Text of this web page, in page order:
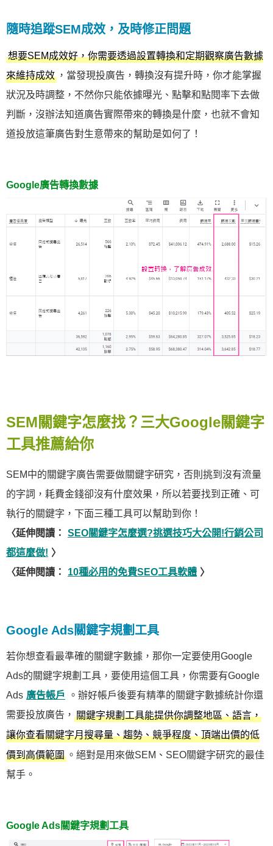
隨時追蹤SEM成效，及時修正問題
想要SEM成效好，你需要透過設置轉換和定期觀察廣告數據
來維持成效 ，當發現投廣告，轉換沒有提升時，你才能掌握
狀況及時調整，不然你只能依據曝光、點擊和點閱率下去做
判斷，沒辦法知道廣告實際帶來的轉換是什麼，也就不會知
道投放這筆廣告對生意帶來的幫助是如何了！
Google廣告轉換數據
SEM關鍵字怎麼找？三大Google關鍵字
工具推薦給你
SEM中的關鍵字廣告需要做關鍵字研究，否則挑到沒有流量
的字詞，耗費金錢卻沒有什麼效果，所以若要找到正確、可
執行的關鍵字，下面三種工具可以幫助到你！
〈延伸閱讀：
SEO關鍵字怎麼選?挑選技巧大公開!行銷公司
都這麼做! 〉
〈延伸閱讀：
10種必用的免費SEO工具軟體 〉
Google Ads關鍵字規劃工具
若你想查看最準確的關鍵字數據，那你一定要使用Google
Ads的關鍵字規劃工具，要使用這個工具，你需要有Google
Ads 廣告帳戶
。辦好帳戶後要有精準的關鍵字數據統計你還
需要投放廣告， 關鍵字規劃工具能提供你調整地區、語言，
讓你查看關鍵字月搜尋量、趨勢、競爭程度、頂端出價的低
價到高價範圍 。絕對是用來做SEM、SEO關鍵字研究的最佳
幫手。
Google Ads關鍵字規劃工具